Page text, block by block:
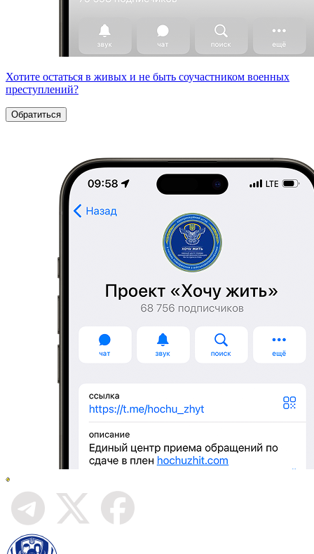
Хотите остаться в живых и не быть соучастником военных
преступлений?
Обратиться